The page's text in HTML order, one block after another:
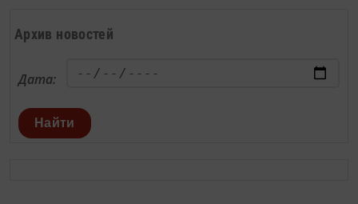
Архив новостей
Дата:
Найти